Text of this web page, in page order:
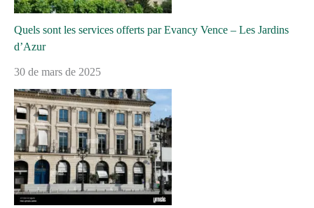
Quels sont les services offerts par Evancy Vence – Les Jardins
d’Azur
30 de mars de 2025